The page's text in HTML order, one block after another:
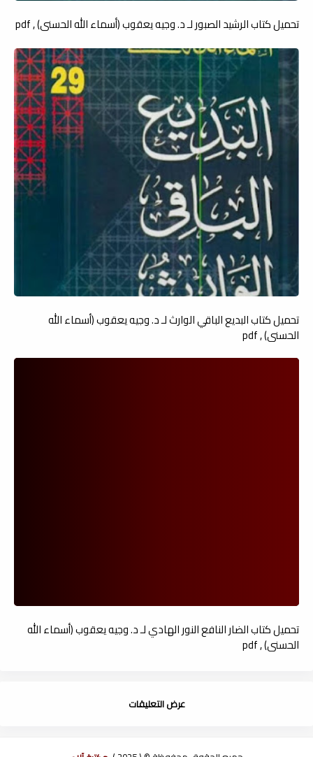
تحميل كتاب الرشيد الصبور لـ د. وجيه يعقوب (أسماء الله الحسنى) , pdf
تحميل كتاب البديع الباقي الوارث لـ د. وجيه يعقوب (أسماء الله
الحسنى) , pdf
تحميل كتاب الضار النافع النور الهادي لـ د. وجيه يعقوب (أسماء الله
الحسنى) , pdf
عرض التعليقات